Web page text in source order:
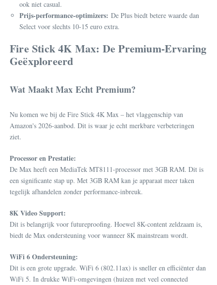
ook niet casual.
Prijs-performance-optimizers: De Plus biedt betere waarde dan
Select voor slechts 10-15 euro extra.
Fire Stick 4K Max: De Premium-Ervaring
Geëxploreerd
Wat Maakt Max Echt Premium?
Nu komen we bij de Fire Stick 4K Max – het vlaggenschip van
Amazon's 2026-aanbod. Dit is waar je echt merkbare verbeteringen
ziet.
Processor en Prestatie:
De Max heeft een MediaTek MT8111-processor met 3GB RAM. Dit is
een significante stap up. Met 3GB RAM kan je apparaat meer taken
tegelijk afhandelen zonder performance-inbreuk.
8K Video Support:
Dit is belangrijk voor futureproofing. Hoewel 8K-content zeldzaam is,
biedt de Max ondersteuning voor wanneer 8K mainstream wordt.
WiFi 6 Ondersteuning:
Dit is een grote upgrade. WiFi 6 (802.11ax) is sneller en efficiënter dan
WiFi 5. In drukke WiFi-omgevingen (huizen met veel connected